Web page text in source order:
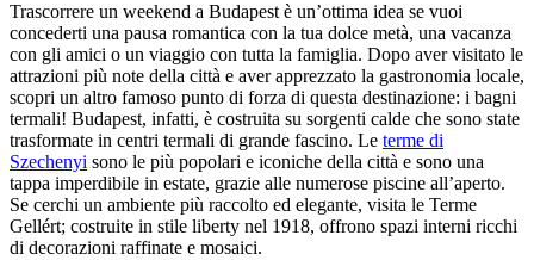
Trascorrere un weekend a Budapest è un’ottima idea se vuoi
concederti una pausa romantica con la tua dolce metà, una vacanza
con gli amici o un viaggio con tutta la famiglia. Dopo aver visitato le
attrazioni più note della città e aver apprezzato la gastronomia locale,
scopri un altro famoso punto di forza di questa destinazione: i bagni
termali! Budapest, infatti, è costruita su sorgenti calde che sono state
trasformate in centri termali di grande fascino. Le terme di
Szechenyi sono le più popolari e iconiche della città e sono una
tappa imperdibile in estate, grazie alle numerose piscine all’aperto.
Se cerchi un ambiente più raccolto ed elegante, visita le Terme
Gellért; costruite in stile liberty nel 1918, offrono spazi interni ricchi
di decorazioni raffinate e mosaici.